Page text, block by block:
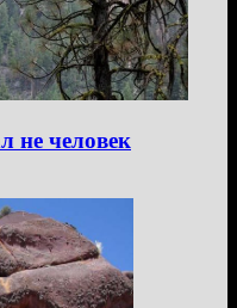
не человек